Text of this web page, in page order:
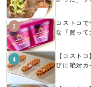
3
コストコ
な「買っ
4
【コスト
びに絶対